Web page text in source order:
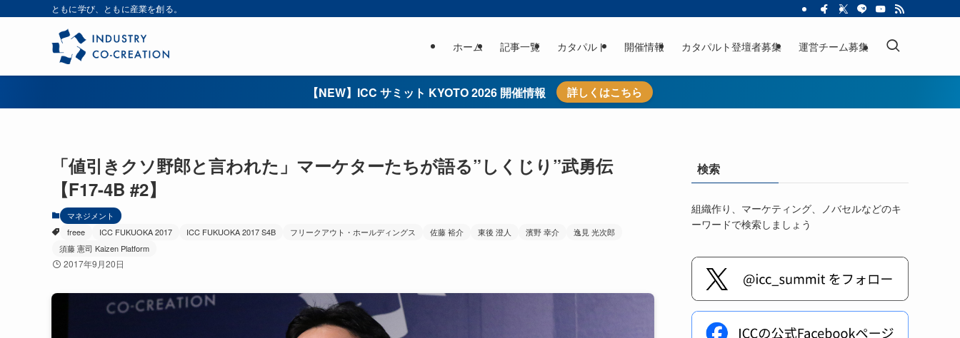
ともに学び、ともに産業を創る。
ホーム 記事一覧 カタパルト 開催情報 カタパルト登壇者募集 運営チーム募集
【NEW】ICC サミット KYOTO 2026 開催情報 詳しくはこちら
「値引きクソ野郎と言われた」マーケターたちが語る”しくじり”武勇伝
【F17-4B #2】
マネジメント
freee
ICC FUKUOKA 2017 ICC FUKUOKA 2017 S4B フリークアウト・ホールディングス 佐藤 裕介 東後 澄人 濱野 幸介
逸見 光次郎
須藤 憲司 Kaizen Platform
2017年9月20日
検索
組織作り、マーケティング、ノバセルなどのキ
ーワードで検索しましょう